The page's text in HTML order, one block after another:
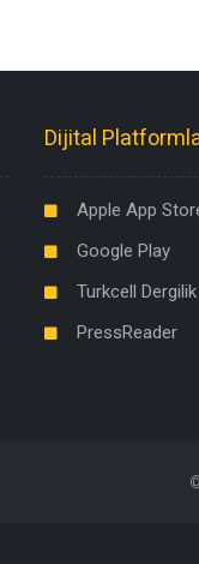
Dijital
Apple App
Google Play
Turkcell Dergilik
PressReader